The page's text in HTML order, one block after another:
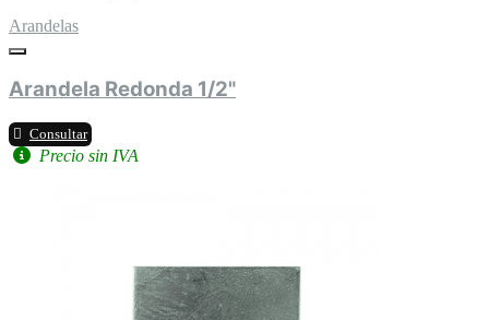
Arandelas
Arandela Redonda 1/2"
Consultar
Precio sin IVA